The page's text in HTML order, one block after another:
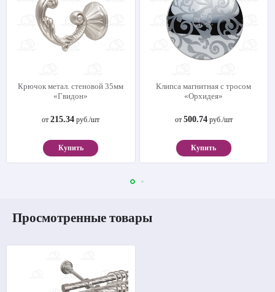
Крючок метал. стеновой 35мм
«Гвидон»
от215.34 руб./шт
Купить
Клипса магнитная с тросом
«Орхидея»
от 500.74руб./шт
Купить
Просмотренные товары